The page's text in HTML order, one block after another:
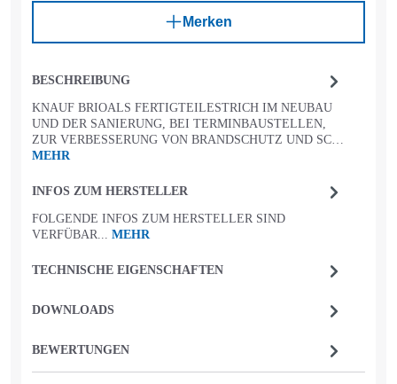
BESCHREIBUNG
KNAUF BRIOALS FERTIGTEILESTRICH IM NEUBAU
UND DER SANIERUNG, BEI TERMINBAUSTELLEN,
ZUR VERBESSERUNG VON BRANDSCHUTZ UND SC…
MEHR
INFOS ZUM HERSTELLER
FOLGENDE INFOS ZUM HERSTELLER SIND
VERFÜBAR... MEHR
TECHNISCHE EIGENSCHAFTEN
DOWNLOADS
BEWERTUNGEN
Merken